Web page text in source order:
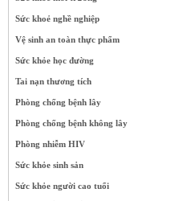
Sức khoẻ nghề nghiệp
Vệ sinh an toàn thực phẩm
Sức khỏe học đường
Tai nạn thương tích
Phòng chống bệnh lây
Phòng chống bệnh không lây
Phòng nhiễm HIV
Sức khỏe sinh sản
Sức khỏe người cao tuổi